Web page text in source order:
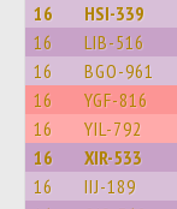
16 HSI-339
16 LIB-516
16 BGO-961
16 YGF-816
16 YIL-792
16 XIR-533
16 IIJ-189